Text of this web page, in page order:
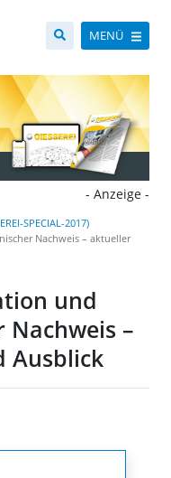
MENÜ
- Anzeige -
SPECIAL-2017)
Nachweis – aktueller
und
Nachweis –
Ausblick